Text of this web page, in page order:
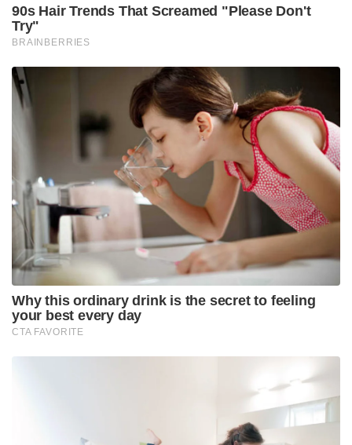
90s Hair Trends That Screamed "Please Don't
Try"
BRAINBERRIES
Why this ordinary drink is the secret to feeling
your best every day
CTA FAVORITE